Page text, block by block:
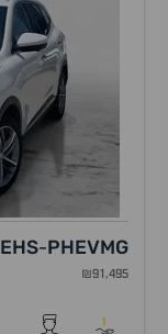
MG
EHS-PHEV
₪91,495
1